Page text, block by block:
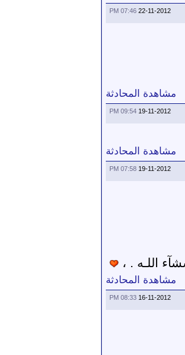
22-11-2012
07:46 PM
مشاهدة المحادثة
19-11-2012
09:54 PM
مشاهدة المحادثة
19-11-2012
07:58 PM
مشاهدة المحادثة
16-11-2012
08:33 PM